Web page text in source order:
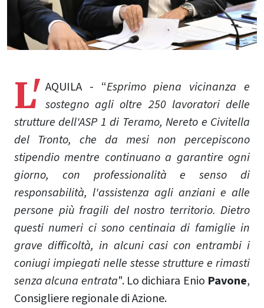
L' AQUILA - “Esprimo piena vicinanza e
sostegno agli oltre 250 lavoratori delle
strutture dell'ASP 1 di Teramo, Nereto e Civitella
del Tronto, che da mesi non percepiscono
stipendio mentre continuano a garantire ogni
giorno, con professionalità e senso di
responsabilità, l'assistenza agli anziani e alle
persone più fragili del nostro territorio. Dietro
questi numeri ci sono centinaia di famiglie in
grave difficoltà, in alcuni casi con entrambi i
coniugi impiegati nelle stesse strutture e rimasti
senza alcuna entrata". Lo dichiara Enio Pavone,
Consigliere regionale di Azione.